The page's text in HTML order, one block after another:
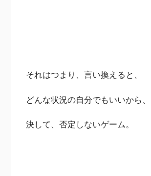
それはつまり、言い換えると、
どんな状況の自分でもいいから、
決して、否定しないゲーム。